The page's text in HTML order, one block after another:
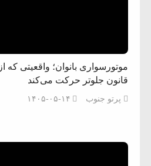
موتورسواری بانوان؛ واقعیتی که از
قانون جلوتر حرکت می‌کند
پرتو جنوب ۱۴۰۵-۰۵-۱۴